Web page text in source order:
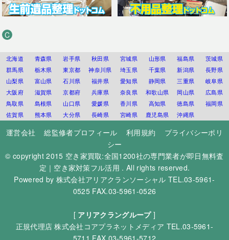
C
北海道 青森県 岩手県 秋田県 宮城県 山形県 福島県
茨城県
群馬県
栃木県 東京都 神奈川県 埼玉県 千葉県 新潟県
長野県
山梨県
富山県 石川県 福井県 愛知県 静岡県 三重県
岐阜県
大阪府
滋賀県 京都府 兵庫県 奈良県 和歌山県 岡山県
広島県
鳥取県
島根県 山口県 愛媛県 香川県 高知県 徳島県
福岡県
佐賀県
熊本県 大分県 長崎県 宮崎県 鹿児島県 沖縄県
運営会社 総監修者プロフィール 利用規約
プライバシーポリ
シー
© copyright 2015 空き家買取:全国1200社の専門業者が即日無料査
定｜空き家対策フル活用 . All rights reserved.
Powered by 株式会社アリアクランソーシャル TEL.03-5961-
0525 FAX.03-5961-0526
[ アリアクラングループ]
正規代理店株式会社コアプラネットメディア TEL.03-5961-
5711 FAX.03-5961-5712